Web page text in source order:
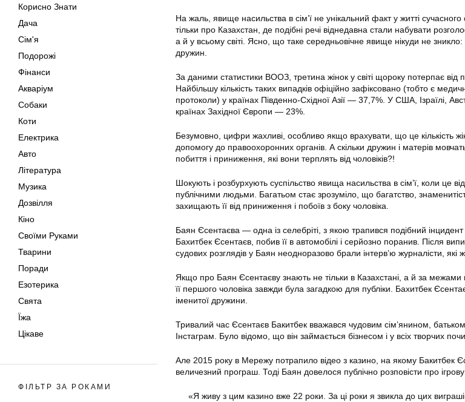
Корисно Знати
Дача
Сім'я
Подорожі
Фінанси
Акваріум
Собаки
Коти
Електрика
Авто
Література
Музика
Дозвілля
Кіно
Своїми Руками
Тварини
Поради
Езотерика
Свята
Їжа
Цікаве
ФІЛЬТР ЗА РОКАМИ
На жаль, явище насильства в сім’ї не унікальний факт у житті сучасного
тільки про Казахстан, де подібні речі віднедавна стали набувати
а й у всьому світі. Ясно, що таке середньовічне явище нікуди не зникло:
дружин.
За даними статистики ВООЗ, третина жінок у світі щороку потерпає від
Найбільшу кількість таких випадків офіційно зафіксовано (тобто є
протоколи) у країнах Південно-Східної Азії — 37,7%. У США, Ізраїлі,
країнах Західної Європи — 23%.
Безумовно, цифри жахливі, особливо якщо врахувати, що це кількість
допомогу до правоохоронних органів. А скільки дружин і матерів
побиття і приниження, які вони терплять від чоловіків?!
Шокують і розбурхують суспільство явища насильства в сім’ї, коли це
публічними людьми. Багатьом стає зрозуміло, що багатство,
захищають її від приниження і побоїв з боку чоловіка.
Баян Єсентаєва — одна із селебріті, з якою трапився подібний інцидент
Бахитбек Єсентаєв, побив її в автомобілі і серйозно поранив. Після
судових розглядів у Баян неодноразово брали інтерв’ю журналісти,
Якщо про Баян Єсентаєву знають не тільки в Казахстані, а й за межами
її першого чоловіка завжди була загадкою для публіки. Бахитбек
іменитої дружини.
Тривалий час Єсентаєв Бакитбек вважався чудовим сім’янином,
Інстаграм. Було відомо, що він займається бізнесом і у всіх творчих
Але 2015 року в Мережу потрапило відео з казино, на якому Бакитбек
величезний програш. Тоді Баян довелося публічно розповісти про ігрову
«Я живу з цим казино вже 22 роки. За ці роки я звикла до цих